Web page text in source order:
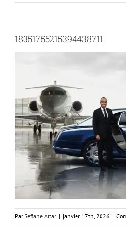
18351755215394438711
Par Sefiane Attar | janvier 17th, 2026 |